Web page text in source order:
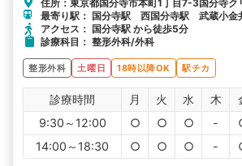
住所：東京都国分寺市本町1丁目7-3国分寺ク
最寄り駅： 国分寺駅 西国分寺駅 武蔵小金
アクセス： 国分寺駅 から徒歩5分
診療科目： 整形外科/外科
整形外科 土曜日 18時以降OK 駅チカ
診療時間 月 火 水 木
9:30～12:00
○ ○ ○ -
14:00～18:30
○ ○ ○ -